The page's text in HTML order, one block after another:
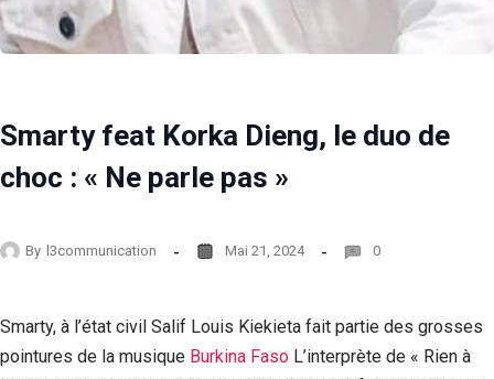
Smarty feat Korka Dieng, le duo de
choc : « Ne parle pas »
By l3communication Mai 21, 2024 0
Smarty, à l’état civil Salif Louis Kiekieta fait partie des grosses
pointures de la musique Burkina Faso L’interprète de « Rien à